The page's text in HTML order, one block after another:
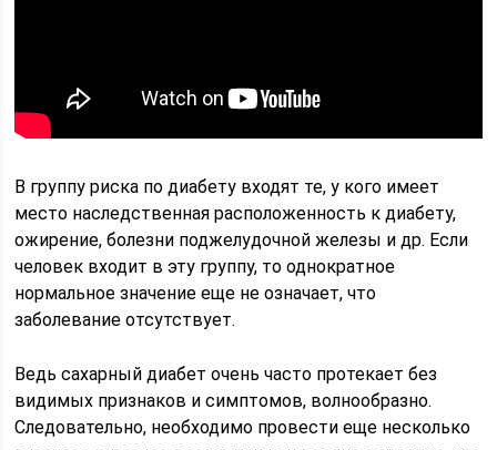
В группу риска по диабету входят те, у кого имеет
место наследственная расположенность к диабету,
ожирение, болезни поджелудочной железы и др. Если
человек входит в эту группу, то однократное
нормальное значение еще не означает, что
заболевание отсутствует.
Ведь сахарный диабет очень часто протекает без
видимых признаков и симптомов, волнообразно.
Следовательно, необходимо провести еще несколько